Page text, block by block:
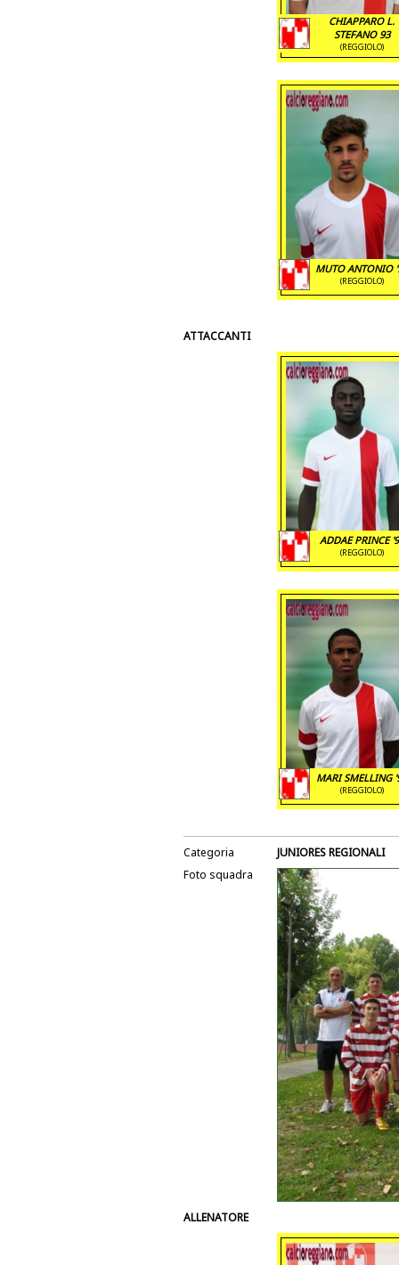
CHIAPPARO L.
STEFANO 93
(REGGIOLO)
MUTO ANTONIO
(REGGIOLO)
ATTACCANTI
ADDAE PRINCE
(REGGIOLO)
MARI SMELLING
(REGGIOLO)
Categoria
JUNIORES REGIONALI
Foto squadra
ALLENATORE